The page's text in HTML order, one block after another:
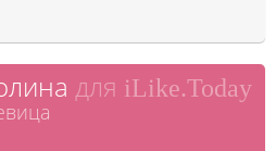
для iLike.Today